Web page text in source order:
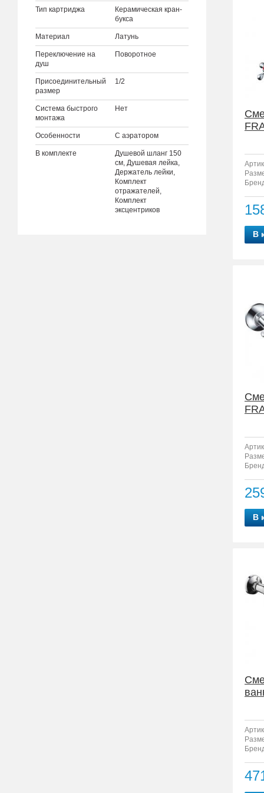
Тип картриджа
Керамическая кран-
букса
Материал Латунь
Переключение на
душ
Поворотное
Присоединительный
размер
1/2
Система быстрого
монтажа
Нет
Особенности С аэратором
В комплекте
Душевой шланг 150
см, Душевая лейка,
Держатель лейки,
Комплект
отражателей,
Комплект
эксцентриков
В
В